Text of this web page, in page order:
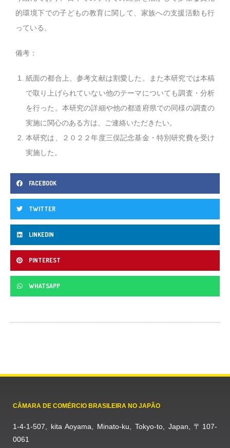
的環境下での子どもの教育に関して、家族への支援活動も行
っている。
備考：
紙面の都合上、参考文献は割愛した。また本研究では本稿
で取り上げられていない他のテーマについても調査・分析
を行った。本研究の詳細や他の都道府県での同様の調査の
実施に関心のある方は、ご連絡いただきたい。
本研究は、２０２２年度三俣記念基金・特別研究費を受け
実施した。
FACEBOOK
TWITTER
LINKEDIN
PINTEREST
WHATSAPP
CÂMARA DE COMÉRCIO BRASILEIRA NO JAPÃO
1-4-1-507, kita Aoyama, Minato-ku, Tokyo-to, Japan, 〒107-
0061